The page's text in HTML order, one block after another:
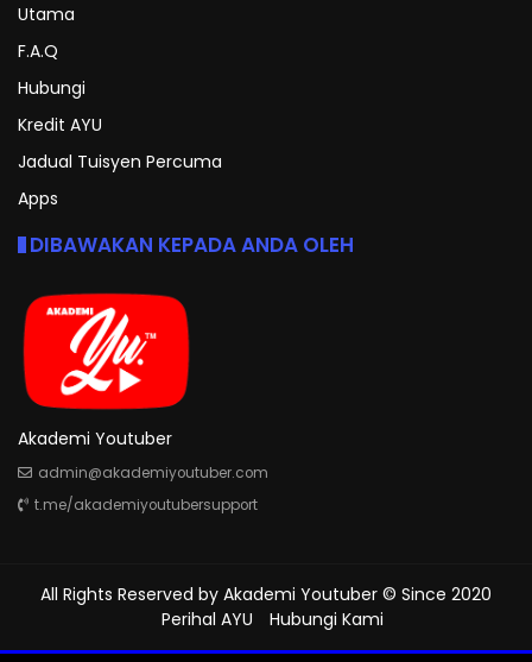
Utama
F.A.Q
Hubungi
Kredit AYU
Jadual Tuisyen Percuma
Apps
DIBAWAKAN KEPADA ANDA OLEH
Akademi Youtuber
admin@akademiyoutuber.com
t.me/akademiyoutubersupport
All Rights Reserved by Akademi Youtuber © Since 2020
Perihal AYU
Hubungi Kami